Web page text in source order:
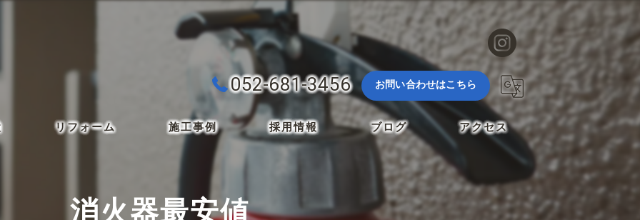
052-681-3456 お問い合わせはこちら
リフォーム 施工事例 採用情報 ブログ アクセス
消火器最安値